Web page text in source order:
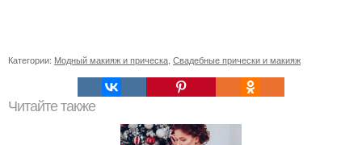
Категории: Модный макияж и прическа Свадебные прически и макияж
Читайте также